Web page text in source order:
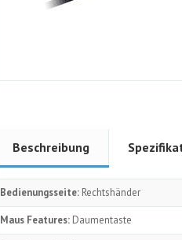
Beschreibung
Bedienungsseite: Rechtshänder
Maus Features: Daumentaste